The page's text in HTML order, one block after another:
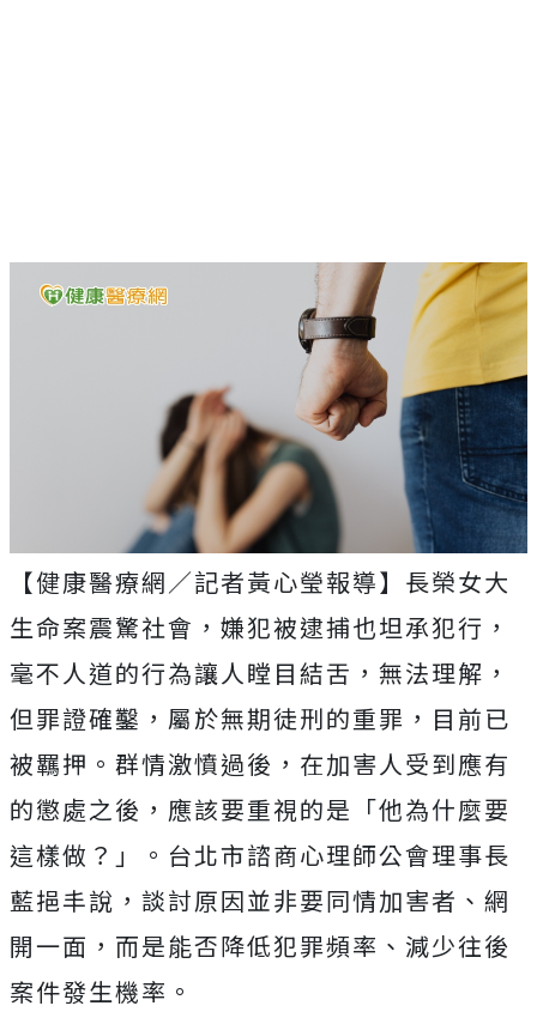
【健康醫療網／記者黃心瑩報導】長榮女大
生命案震驚社會，嫌犯被逮捕也坦承犯行，
毫不人道的行為讓人瞠目結舌，無法理解，
但罪證確鑿，屬於無期徒刑的重罪，目前已
被羈押。群情激憤過後，在加害人受到應有
的懲處之後，應該要重視的是「他為什麼要
這樣做？」。台北市諮商心理師公會理事長
藍挹丰說，談討原因並非要同情加害者、網
開一面，而是能否降低犯罪頻率、減少往後
案件發生機率。